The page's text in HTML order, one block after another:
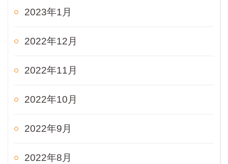
2023年1月
2022年12月
2022年11月
2022年10月
2022年9月
2022年8月